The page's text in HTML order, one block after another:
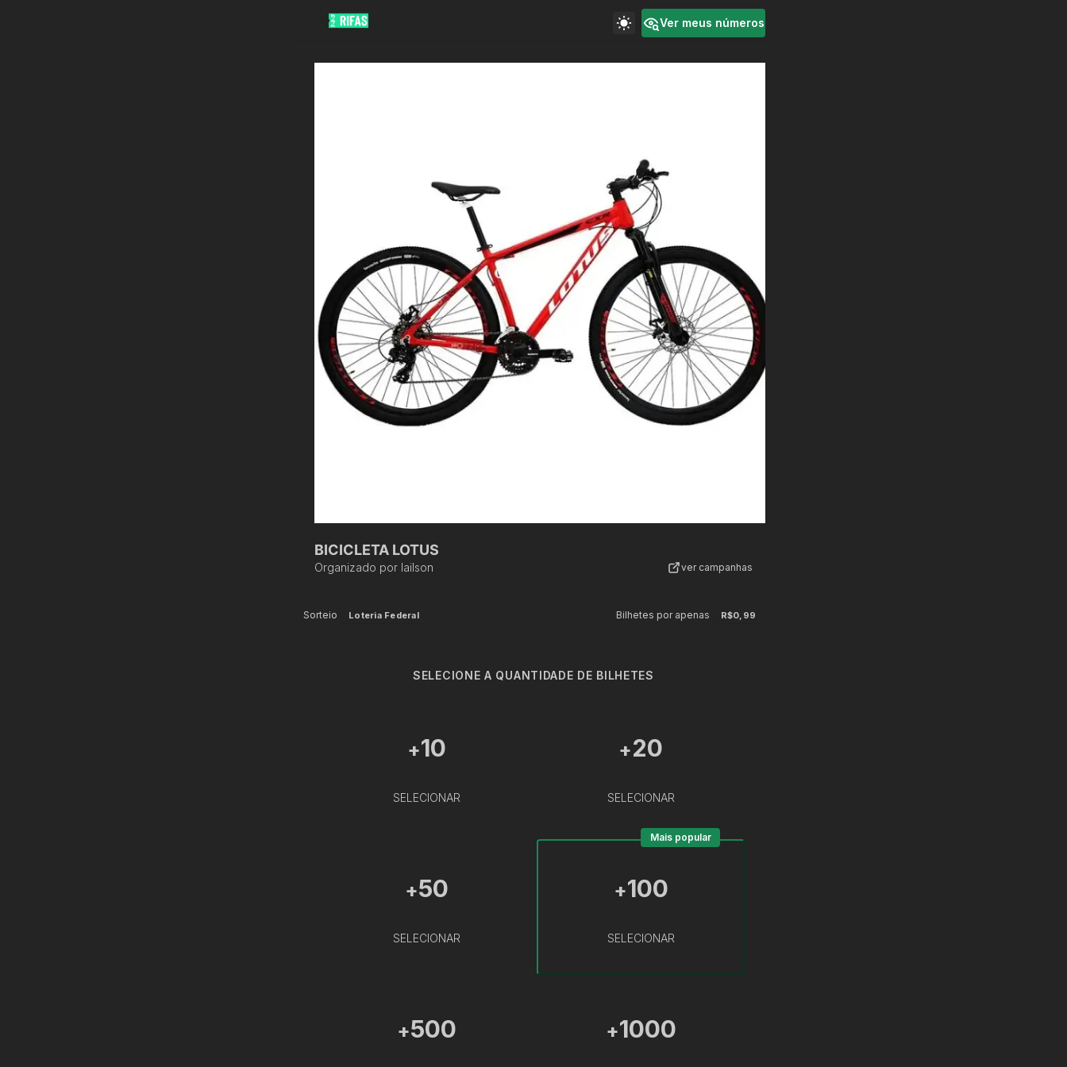
Ver meus números
BICICLETA LOTUS
Organizado por lailson ver campanhas
Sorteio Loteria Federal Bilhetes por apenas R$0,99
SELECIONE A QUANTIDADE DE BILHETES
+10
SELECIONAR
+20
SELECIONAR
+50
SELECIONAR
+100
SELECIONAR
Mais popular
+500 +1000